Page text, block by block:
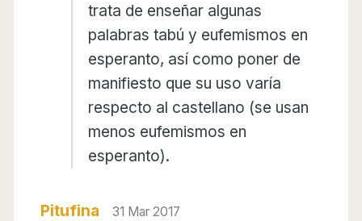
trata de enseñar algunas
palabras tabú y eufemismos en
esperanto, así como poner de
manifiesto que su uso varía
respecto al castellano (se usan
menos eufemismos en
esperanto).
Pitufina 31 Mar 2017